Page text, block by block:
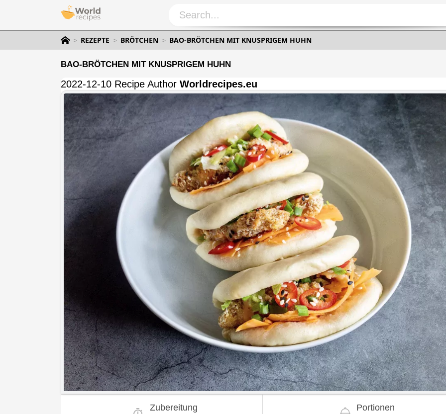
REZEPTE BRÖTCHEN BAO-BRÖTCHEN MIT KNUSPRIGEM HUHN
BAO-BRÖTCHEN MIT KNUSPRIGEM HUHN
2022-12-10 Recipe Author Worldrecipes.eu
Zubereitung Portionen